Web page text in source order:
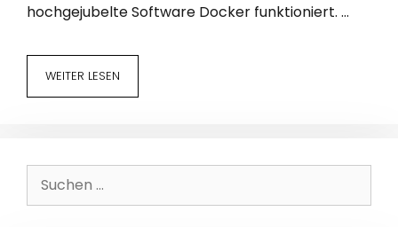
hochgejubelte Software Docker funktioniert. …
WEITER LESEN
Suchen
nach: